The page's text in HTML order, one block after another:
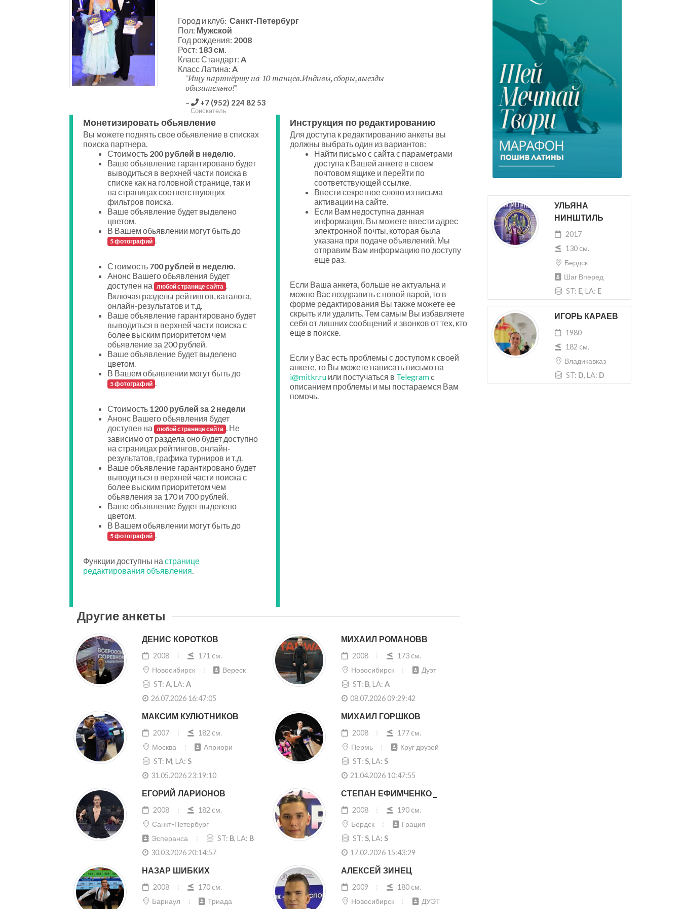
УЛЬЯНА
НИНШТИЛЬ
2017
130 cм.
Бердск
Шаг Вперед
ST: E, LA: E
ИГОРЬ КАРАЕВ
1980
182 cм.
Владикавказ
ST: D, LA: D
Город и клуб: Санкт-Петербург
Пол: Мужской
Год рождения: 2008
Рост: 183 см.
Класс Стандарт: A
Класс Латина: A
Ищу партнёршу на 10 танцев.Индивы,сборы,выезды
обязательно!
+7 (952) 224 82 53
Соискатель
Монетизировать обьявление
Вы можете поднять свое обьявление в списках
поиска партнера.
Стоимость 200 рублей в неделю.
Ваше объявление гарантировано будет
выводиться в верхней части поиска в
списке как на головной странице, так и
на страницах соответствующих
фильтров поиска.
Ваше объявление будет выделено
цветом.
В Вашем обьявлении могут быть до
5 фотографий .
Стоимость 700 рублей в неделю.
Анонс Вашего обьявления будет
доступен на любой странице сайта .
Включая разделы рейтингов, каталога,
онлайн-результатов и т.д.
Ваше объявление гарантировано будет
выводиться в верхней части поиска с
более выским приоритетом чем
обьявление за 200 рублей.
Ваше объявление будет выделено
цветом.
В Вашем обьявлении могут быть до
5 фотографий .
Стоимость 1200 рублей за 2 недели
Анонс Вашего обьявления будет
доступен на любой странице сайта . Не
зависимо от раздела оно будет доступно
на страницах рейтингов, онлайн-
результатов, графика турниров и т.д.
Ваше объявление гарантировано будет
выводиться в верхней части поиска с
более выским приоритетом чем
обьявления за 170 и 700 рублей.
Ваше объявление будет выделено
цветом.
В Вашем обьявлении могут быть до
5 фотографий .
Функции доступны на странице
редактирования объявления.
Инструкция по редактированию
Для доступа к редактированию анкеты вы
должны выбрать один из вариантов:
Найти письмо с сайта с параметрами
доступа к Вашей анкете в своем
почтовом ящике и перейти по
соответствующей ссылке.
Ввести секретное слово из письма
активации на сайте.
Если Вам недоступна данная
информация, Вы можете ввести адрес
электронной почты, которая была
указана при подаче объявлений. Мы
отправим Вам информацию по доступу
еще раз.
Если Ваша анкета, больше не актуальна и
можно Вас поздравить с новой парой, то в
форме редактирования Вы также можете ее
скрыть или удалить. Тем самым Вы избавляете
себя от лишних сообщений и звонков от тех, кто
еще в поиске.
Если у Вас есть проблемы с доступом к своей
анкете, то Вы можете написать письмо на
i@mitkr.ruили постучаться в Telegramc
описанием проблемы и мы постараемся Вам
помочь.
Другие анкеты
ДЕНИС КОРОТКОВ
2008
171 cм.
Новосибирск
Вереск
ST:A, LA:A
26.07.2026 16:47:05
МИХАИЛ РОМАНОВВ
2008
173 cм.
Новосибирск
Дуэт
ST: B, LA: A
08.07.2026 09:29:42
МАКСИМ КУЛЮТНИКОВ
2007
182 cм.
Москва
Априори
ST: M, LA: S
31.05.2026 23:19:10
МИХАИЛ ГОРШКОВ
2008
177 cм.
Пермь
Круг друзей
ST: S, LA: S
21.04.2026 10:47:55
ЕГОРИЙ ЛАРИОНОВ
2008
182 cм.
Санкт-Петербург
Эсперанса
ST: B, LA: B
30.03.2026 20:14:57
СТЕПАН ЕФИМЧЕНКО_
2008
190 cм.
Бердск
Грация
ST: S, LA: S
17.02.2026 15:43:29
НАЗАР ШИБКИХ
2008
170 cм.
Барнаул
Триада
АЛЕКСЕЙ ЗИНЕЦ
2009
180 cм.
Новосибирск
ДУЭТ